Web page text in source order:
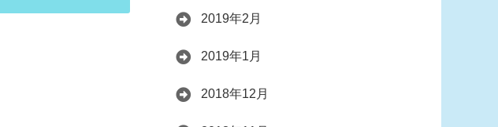
2019年2月
2019年1月
2018年12月